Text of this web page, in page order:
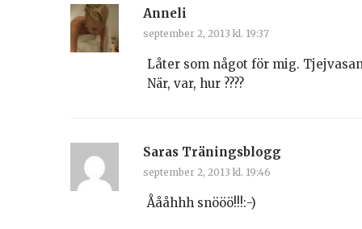
Anneli
september 2, 2013 kl. 19:37
Låter som något för mig.
När, var, hur ????
Saras Träningsblogg
september 2, 2013 kl. 19:46
Åååhhh snööö!!!:-)